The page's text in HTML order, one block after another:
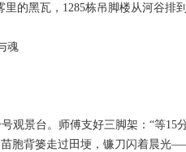
里的黑瓦，1285栋吊脚楼从河谷排
魂
观景台。师傅支好三脚架：“等15
胞背篓走过田埂，镰刀闪着晨光